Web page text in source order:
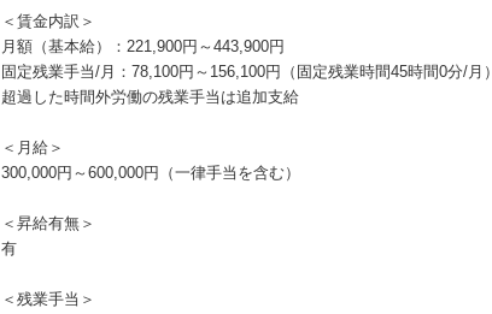
＜賃金内訳＞
月額（基本給）：221,900円～443,900円
固定残業手当/月：78,100円～156,100円（固定残業時間45時間0分/月）
超過した時間外労働の残業手当は追加支給
＜月給＞
300,000円～600,000円（一律手当を含む）
＜昇給有無＞
有
＜残業手当＞